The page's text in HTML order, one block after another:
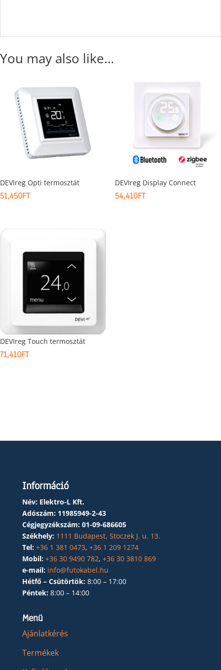
You may also like…
DEVIreg Opti termosztát
51,450FT
DEVIreg Display Connect
54,410FT
DEVIreg Touch termosztát
71,410FT
Információ
Név: Elektro-L Kft.
Adószám: 11985949-2-43
Cégjegyzékszám: 01-09-686605
Székhely: 1111 Budapest, Stoczek J. u. 13.
Tel: +36 1 381 0473, +36 1 209 1274
Mobil: +36 30 9490 782, +36 30 3810 869
e-mail: info@futokabel.hu
Hétfő – Csütörtök: 8:00 – 17:00
Péntek: 8:00 – 14:00
Menü
Ajánlatkérés
Termékek